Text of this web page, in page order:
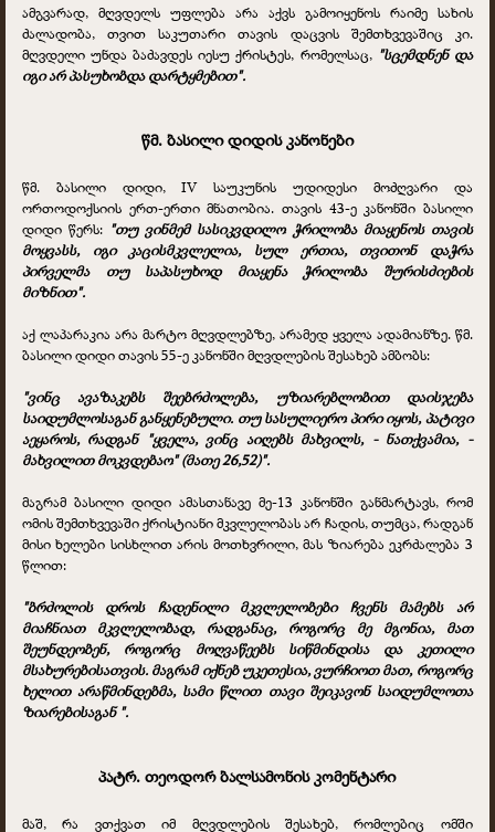
ამგვარად, მღვდელს უფლება არა აქვს გამოიყენოს რაიმე სახის
ძალადობა, თვით საკუთარი თავის დაცვის შემთხვევაშიც კი.
მღვდელი უნდა ბაძავდეს იესუ ქრისტეს, რომელსაც, "სცემდნენ და
იგი არ პასუხობდა დარტყმებით".
წმ. ბასილი დიდის კანონები
წმ. ბასილი დიდი, IV საუკუნის უდიდესი მოძღვარი და
ორთოდოქსიის ერთ-ერთი მნათობია. თავის 43-ე კანონში ბასილი
დიდი წერს: "თუ ვინმემ სასიკვდილო ჭრილობა მიაყენოს თავის
მოყვასს, იგი კაცისმკვლელია, სულ ერთია, თვითონ დაჭრა
პირველმა თუ საპასუხოდ მიაყენა ჭრილობა შურისძიების
მიზნით".
აქ ლაპარაკია არა მარტო მღვდლებზე, არამედ ყველა ადამიანზე. წმ.
ბასილი დიდი თავის 55-ე კანონში მღვდლების შესახებ ამბობს:
"ვინც ავაზაკებს შეებრძოლება, უზიარებლობით დაისჯება
საიდუმლოსაგან განყენებული. თუ სასულიერო პირი იყოს, პატივი
აეყაროს, რადგან "ყველა, ვინც აიღებს მახვილს, - ნათქვამია, -
მახვილით მოკვდებაო" (მათე 26,52)".
მაგრამ ბასილი დიდი ამასთანავე მე-13 კანონში განმარტავს, რომ
ომის შემთხვევაში ქრისტიანი მკვლელობას არ ჩადის, თუმცა, რადგან
მისი ხელები სისხლით არის მოთხვრილი, მას ზიარება ეკრძალება 3
წლით:
"ბრძოლის დროს ჩადენილი მკვლელობები ჩვენს მამებს არ
მიაჩნიათ მკვლელობად, რადგანაც, როგორც მე მგონია, მათ
შეუნდეობენ, როგორც მოღვაწეებს სიწმინდისა და კეთილი
მსახურებისათვის. მაგრამ იქნებ უკეთესია, ვურჩიოთ მათ, როგორც
ხელით არაწმინდებმა, სამი წლით თავი შეიკავონ საიდუმლოთა
ზიარებისაგან ".
პატრ. თეოდორ ბალსამონის კომენტარი
მაშ, რა ვთქვათ იმ მღვდლების შესახებ, რომლებიც ომში